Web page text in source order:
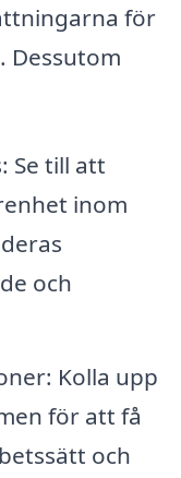
för
Dessutom
Se till att
inom
och
Kolla upp
för att få
och